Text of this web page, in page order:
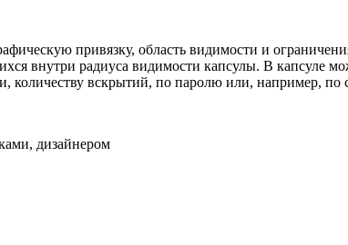
привязку, область видимости и
внутри радиуса видимости капсулы. В капсуле
вскрытий, по паролю или, например, по
дизайнером